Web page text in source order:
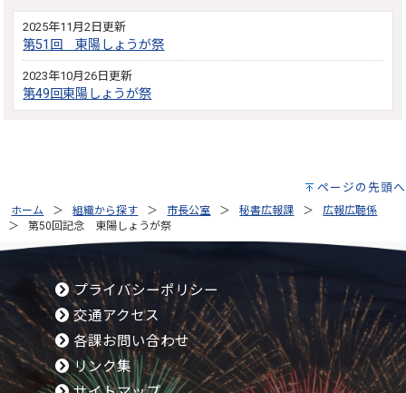
2025年11月2日更新
第51回 東陽しょうが祭
2023年10月26日更新
第49回東陽しょうが祭
ページの先頭へ
ホーム 組織から探す 市長公室 秘書広報課
広報広聴係
第50回記念 東陽しょうが祭
プライバシーポリシー
交通アクセス
各課お問い合わせ
リンク集